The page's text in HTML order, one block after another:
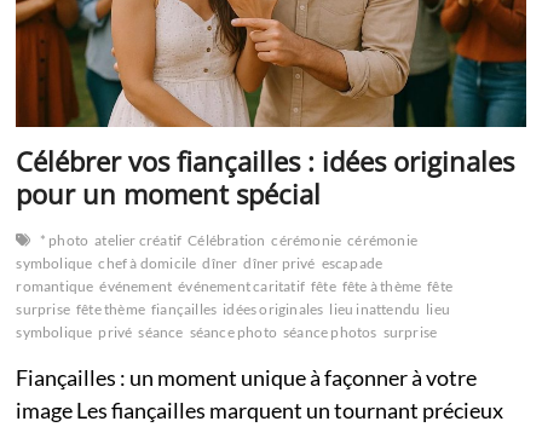
Célébrer vos fiançailles : idées originales
pour un moment spécial
* photo atelier créatif Célébration cérémonie cérémonie
symbolique chef à domicile dîner dîner privé escapade
romantique événement événement caritatif fête fête à thème fête
surprise fête thème fiançailles idées originales lieu inattendu lieu
symbolique privé séance séance photo séance photos surprise
Fiançailles : un moment unique à façonner à votre
image Les fiançailles marquent un tournant précieux